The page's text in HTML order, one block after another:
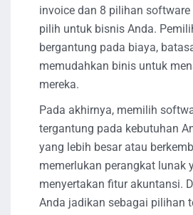
invoice dan 8 pilihan
pilih untuk bisnis Anda.
bergantung pada biaya,
memudahkan binis untuk
mereka.
Pada akhirnya, memilih
tergantung pada kebutuhan
yang lebih besar atau
memerlukan perangkat lunak
menyertakan fitur akuntansi.
Anda jadikan sebagai pilihan